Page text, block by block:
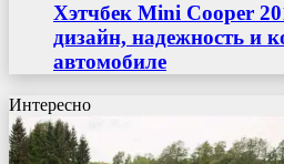
Хэтчбек Mini Cooper
дизайн, надежность и
автомобиле
Интересно